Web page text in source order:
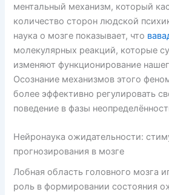
ментальный механизм, который
количество сторон людской
наука о мозге показывает, что
молекулярных реакций, которые
изменяют функционирование
Осознание механизмов этого
более эффективно регулировать
поведение в фазы
Нейронаука ожидательности:
прогнозирования в мозге
Лобная область головного мозга
роль в формировании состояния